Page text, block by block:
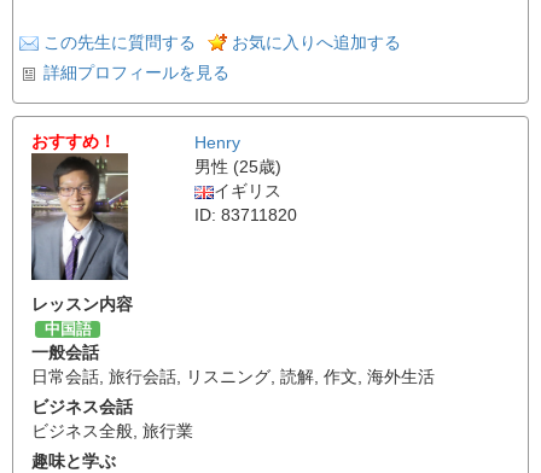
この先生に質問する
お気に入りへ追加する
詳細プロフィールを見る
おすすめ！
Henry
男性 (25歳)
イギリス
ID: 83711820
レッスン内容
中国語
一般会話
日常会話 旅行会話 リスニング 読解 作文 海外生活
ビジネス会話
ビジネス全般 旅行業
趣味と学ぶ